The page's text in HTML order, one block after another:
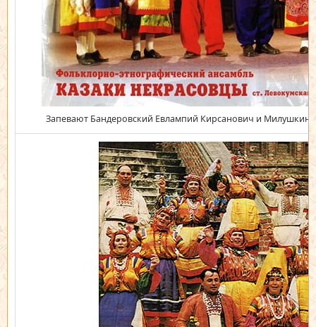
Запевают Бандеровский Евлампий Кирсанович и Милушкин